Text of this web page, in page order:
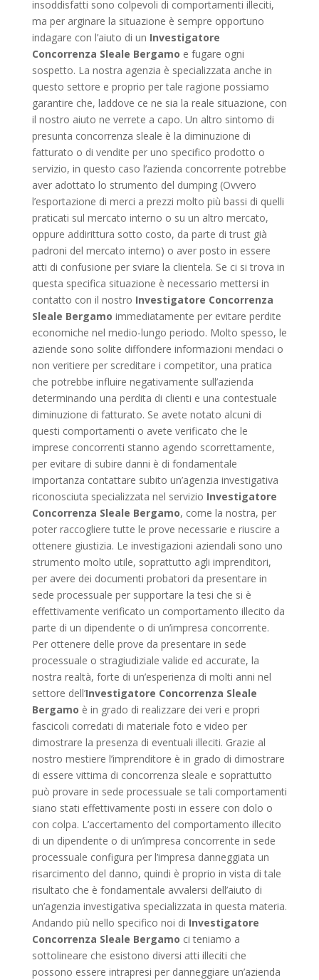
insoddisfatti sono colpevoli di comportamenti illeciti,
ma per arginare la situazione è sempre opportuno
indagare con l’aiuto di un Investigatore
Concorrenza Sleale Bergamo e fugare ogni
sospetto. La nostra agenzia è specializzata anche in
questo settore e proprio per tale ragione possiamo
garantire che, laddove ce ne sia la reale situazione, con
il nostro aiuto ne verrete a capo. Un altro sintomo di
presunta concorrenza sleale è la diminuzione di
fatturato o di vendite per uno specifico prodotto o
servizio, in questo caso l’azienda concorrente potrebbe
aver adottato lo strumento del dumping (Ovvero
l’esportazione di merci a prezzi molto più bassi di quelli
praticati sul mercato interno o su un altro mercato,
oppure addirittura sotto costo, da parte di trust già
padroni del mercato interno) o aver posto in essere
atti di confusione per sviare la clientela. Se ci si trova in
questa specifica situazione è necessario mettersi in
contatto con il nostro Investigatore Concorrenza
Sleale Bergamo immediatamente per evitare perdite
economiche nel medio-lungo periodo. Molto spesso, le
aziende sono solite diffondere informazioni mendaci o
non veritiere per screditare i competitor, una pratica
che potrebbe influire negativamente sull’azienda
determinando una perdita di clienti e una contestuale
diminuzione di fatturato. Se avete notato alcuni di
questi comportamenti o avete verificato che le
imprese concorrenti stanno agendo scorrettamente,
per evitare di subire danni è di fondamentale
importanza contattare subito un’agenzia investigativa
riconosciuta specializzata nel servizio Investigatore
Concorrenza Sleale Bergamo, come la nostra, per
poter raccogliere tutte le prove necessarie e riuscire a
ottenere giustizia. Le investigazioni aziendali sono uno
strumento molto utile, soprattutto agli imprenditori,
per avere dei documenti probatori da presentare in
sede processuale per supportare la tesi che si è
effettivamente verificato un comportamento illecito da
parte di un dipendente o di un’impresa concorrente.
Per ottenere delle prove da presentare in sede
processuale o stragiudiziale valide ed accurate, la
nostra realtà, forte di un’esperienza di molti anni nel
settore dell’Investigatore Concorrenza Sleale
Bergamo è in grado di realizzare dei veri e propri
fascicoli corredati di materiale foto e video per
dimostrare la presenza di eventuali illeciti. Grazie al
nostro mestiere l’imprenditore è in grado di dimostrare
di essere vittima di concorrenza sleale e soprattutto
può provare in sede processuale se tali comportamenti
siano stati effettivamente posti in essere con dolo o
con colpa. L’accertamento del comportamento illecito
di un dipendente o di un’impresa concorrente in sede
processuale configura per l’impresa danneggiata un
risarcimento del danno, quindi è proprio in vista di tale
risultato che è fondamentale avvalersi dell’aiuto di
un’agenzia investigativa specializzata in questa materia.
Andando più nello specifico noi di Investigatore
Concorrenza Sleale Bergamo ci teniamo a
sottolineare che esistono diversi atti illeciti che
possono essere intrapresi per danneggiare un’azienda